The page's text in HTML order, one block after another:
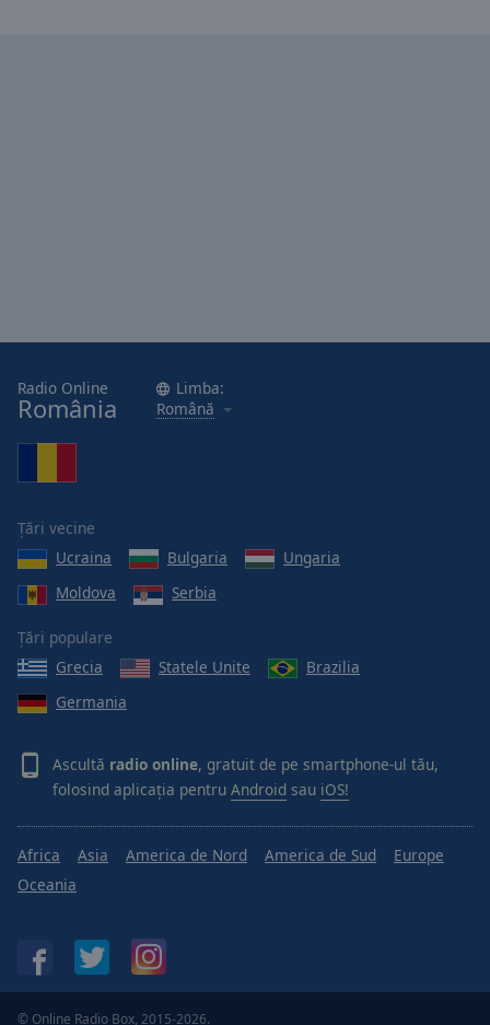
Radio Online
România
Limba:
Română
Țări vecine
Ucraina
Bulgaria
Ungaria
Moldova
Serbia
Țări populare
Grecia
Statele Unite
Brazilia
Germania
Ascultă radio online, gratuit de pe smartphone-ul tău,
folosind aplicația pentru Android sau iOS!
Africa Asia America de Nord America de Sud
Europe
Oceania
© Online Radio Box, 2015-2026.